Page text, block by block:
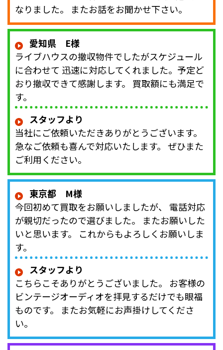
なりました。 またお話をお聞かせ下さい。
愛知県 E様
ライブハウスの撤収物件でしたがスケジュール
に合わせて 迅速に対応してくれました。予定ど
おり撤収できて感謝します。 買取額にも満足で
す。
スタッフより
当社にご依頼いただきありがとうございます。
急なご依頼も喜んで対応いたします。 ぜひまた
ご利用ください。
東京都 M様
今回初めて買取をお願いしましたが、 電話対応
が親切だったので選びました。 またお願いした
いと思います。 これからもよろしくお願いしま
す。
スタッフより
こちらこそありがとうございました。 お客様の
ビンテージオーディオを拝見するだけでも眼福
ものです。 またお気軽にお声掛けしてくださ
い。